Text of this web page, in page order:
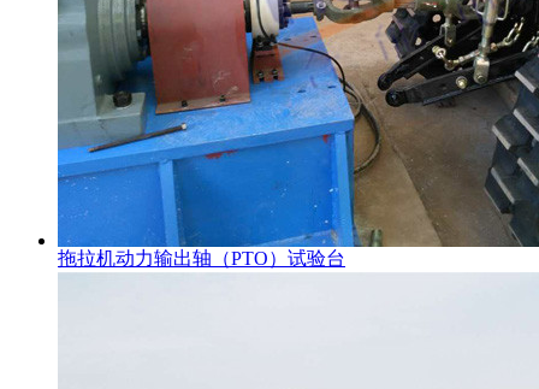
拖拉机动力输出轴（PTO）试验台